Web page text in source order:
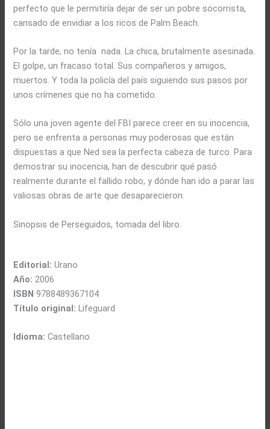
perfecto que le permitiría dejar de ser un pobre socorrista,
cansado de envidiar a los ricos de Palm Beach.
Por la tarde, no tenía nada. La chica, brutalmente asesinada.
El golpe, un fracaso total. Sus compañeros y amigos,
muertos. Y toda la policía del país siguiendo sus pasos por
unos crímenes que no ha cometido.
Sólo una joven agente del FBI parece creer en su inocencia,
pero se enfrenta a personas muy poderosas que están
dispuestas a que Ned sea la perfecta cabeza de turco. Para
demostrar su inocencia, han de descubrir qué pasó
realmente durante el fallido robo, y dónde han ido a parar las
valiosas obras de arte que desaparecieron.
Sinopsis de Perseguidos, tomada del libro.
Editorial: Urano
Año: 2006
ISBN 9788489367104
Título original: Lifeguard
Idioma: Castellano